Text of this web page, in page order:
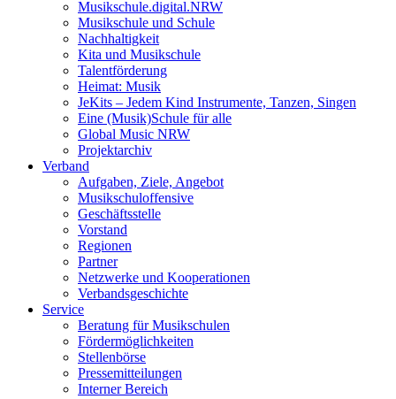
Musikschule.digital.NRW
Musikschule und Schule
Nachhaltigkeit
Kita und Musikschule
Talentförderung
Heimat: Musik
JeKits – Jedem Kind Instrumente, Tanzen, Singen
Eine (Musik)Schule für alle
Global Music NRW
Projektarchiv
Verband
Aufgaben, Ziele, Angebot
Musikschuloffensive
Geschäftsstelle
Vorstand
Regionen
Partner
Netzwerke und Kooperationen
Verbandsgeschichte
Service
Beratung für Musikschulen
Fördermöglichkeiten
Stellenbörse
Pressemitteilungen
Interner Bereich